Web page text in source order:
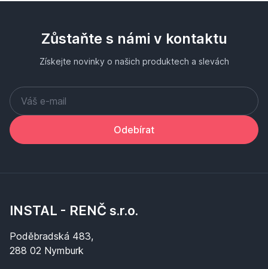
Zůstaňte s námi v kontaktu
Získejte novinky o našich produktech a slevách
Odebírat
INSTAL - RENČ s.r.o.
Poděbradská 483,
288 02 Nymburk